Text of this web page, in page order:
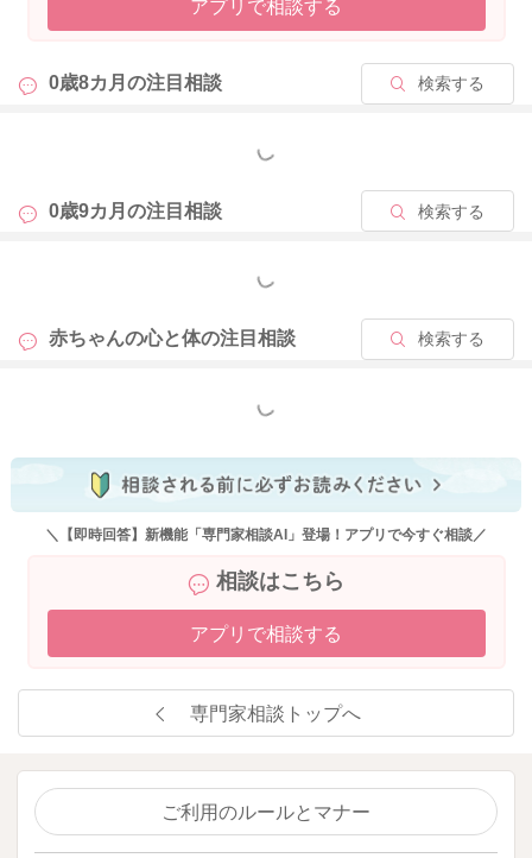
アプリで相談する
0歳8カ月の注目相談 検索する
もっと見る
0歳9カ月の注目相談 検索する
もっと見る
赤ちゃんの心と体の注目相談 検索する
もっと見る
＼【即時回答】新機能「専門家相談AI」登場！アプリで今すぐ相談／
相談はこちら
アプリで相談する
専門家相談トップへ
ご利用のルールとマナー